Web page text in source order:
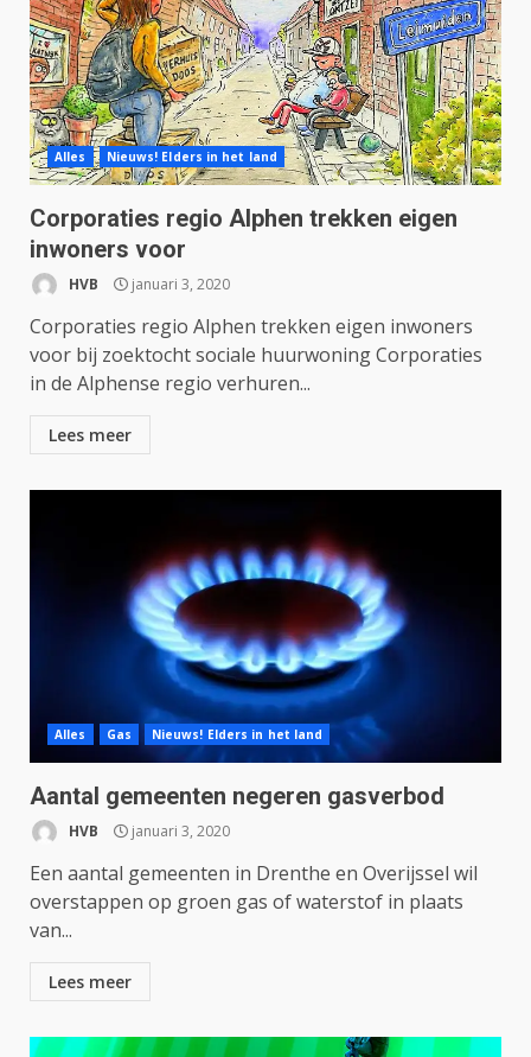
Alles Nieuws! Elders in het land
Corporaties regio Alphen trekken eigen
inwoners voor
HVB januari 3, 2020
Corporaties regio Alphen trekken eigen inwoners
voor bij zoektocht sociale huurwoning Corporaties
in de Alphense regio verhuren...
Lees meer
Alles Gas Nieuws! Elders in het land
Aantal gemeenten negeren gasverbod
HVB januari 3, 2020
Een aantal gemeenten in Drenthe en Overijssel wil
overstappen op groen gas of waterstof in plaats
van...
Lees meer